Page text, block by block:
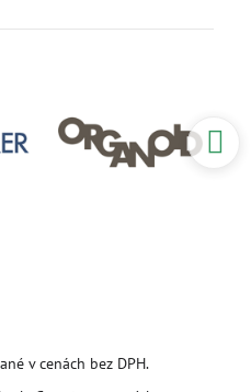
v cenách bez DPH.